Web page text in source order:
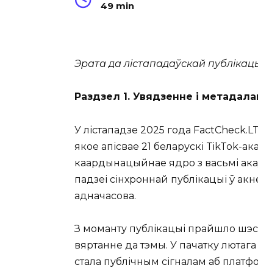
49 min
Эрата да лістападаўскай
Раздзел 1. Увядзенне і
У лістападзе 2025 года
якое апісвае 21 беларускі TikTok-
каардынацыйнае ядро з васьмі
падзеі сінхроннай публікацыі ў
адначасова.
З моманту публікацыі прайшло
вяртанне да тэмы. У пачатку
стала публічным сігналам аб